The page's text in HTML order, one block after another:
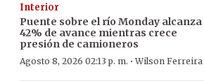
Interior
Puente sobre el río Monday alcanza
42% de avance mientras crece
presión de camioneros
Agosto 8, 2026 02:13 p. m. ·Wilson Ferreira